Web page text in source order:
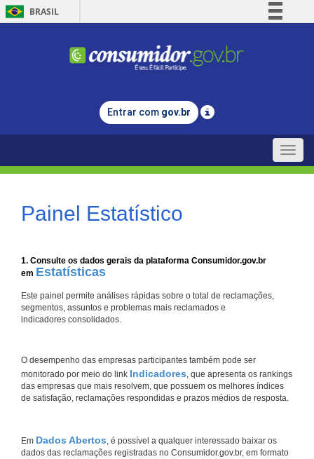
BRASIL
Comunica BR
Legislação
Entrar com gov.br
Toggle
Painel Estatístico
1. Consulte os dados gerais da plataforma Consumidor.gov.br
em Estatísticas
Este painel permite análises rápidas sobre o total de reclamações,
segmentos, assuntos e problemas mais reclamados e
indicadores consolidados.
O desempenho das empresas participantes também pode ser
monitorado por meio do link Indicadores, que apresenta os rankings
das empresas que mais resolvem, que possuem os melhores índices
de satisfação, reclamações respondidas e prazos médios de resposta.
Em Dados Abertos, é possível a qualquer interessado baixar os
dados das reclamações registradas no Consumidor.gov.br, em formato